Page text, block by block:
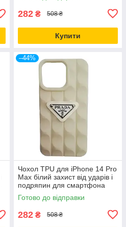
282 ₴ 508 ₴
Купити
–44%
Чохол TPU для iPhone 14 Pro
Max білий захист від ударів і
подряпин для смартфона
Готово до відправки
282 ₴ 508 ₴